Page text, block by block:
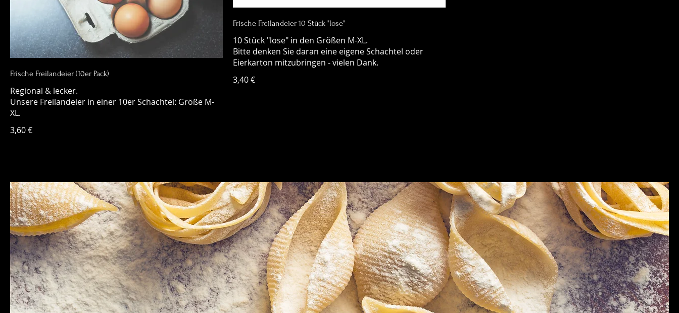
Frische Freilandeier (10er Pack)
Regional & lecker.
Unsere Freilandeier in einer 10er Schachtel: Größe M-
XL.
3,60 €
Frische Freilandeier 10 Stück "lose"
10 Stück "lose" in den Größen M-XL.
Bitte denken Sie daran eine eigene Schachtel oder
3,40 €